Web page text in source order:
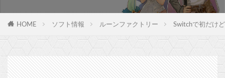
HOME ソフト情報 ルーンファクトリー Switchで初だけ